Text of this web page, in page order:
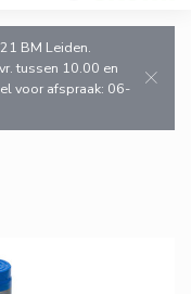
BM Leiden.
tussen 10.00 en
voor afspraak: 06-